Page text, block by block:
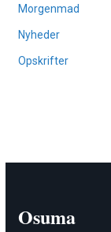
Morgenmad
Nyheder
Opskrifter
Osuma